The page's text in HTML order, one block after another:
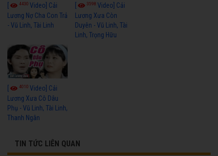
4430 Video] Cải
Lương Nợ Cha Con Trả
- Vũ Linh, Tài Linh
3598Video] Cải
Lương Xưa Còn
Duyên - Vũ Linh, Tài
Linh, Trọng Hữu
[ 4010 Video] Cải
Lương Xưa Cô Dâu
Phụ - Vũ Linh, Tài Linh,
Thanh Ngân
TIN TỨC LIÊN QUAN